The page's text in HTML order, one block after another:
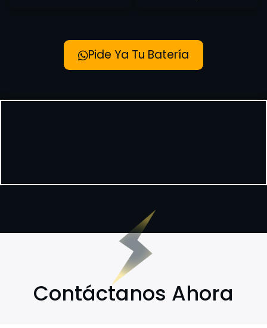
Pide Ya Tu Batería
Contáctanos Ahora